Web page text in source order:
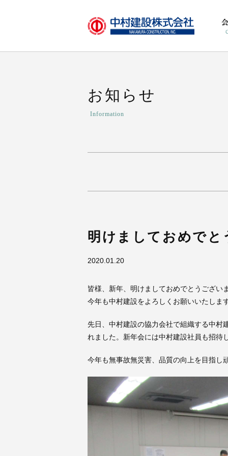
お知らせ
Information
明けましておめでと
2020.01.20
皆様、新年、明けましておめでとうござい
今年も中村建設をよろしくお願いいたしま
先日、中村建設の協力会社で組織する中村
れました。新年会には中村建設社員も招待
今年も無事故無災害、品質の向上を目指し